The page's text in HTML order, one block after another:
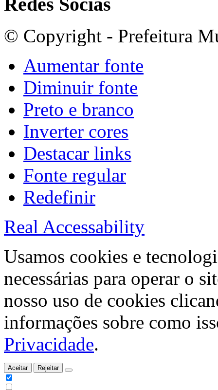
© Copyright - Prefeitura
Aumentar fonte
Diminuir fonte
Preto e branco
Inverter cores
Destacar links
Fonte regular
Redefinir
Real Accessability
Usamos cookies e
necessárias para operar o
nosso uso de cookies
informações sobre como
Privacidade.
Aceitar Rejeitar